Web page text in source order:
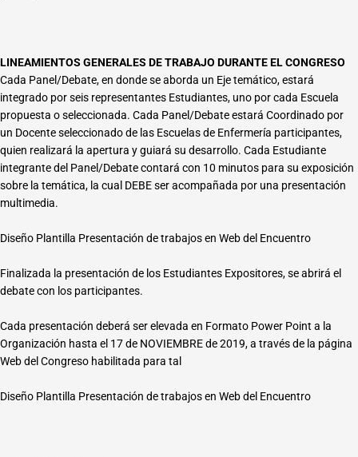
LINEAMIENTOS GENERALES DE TRABAJO DURANTE EL CONGRESO
Cada Panel/Debate, en donde se aborda un Eje temático, estará
integrado por seis representantes Estudiantes, uno por cada Escuela
propuesta o seleccionada. Cada Panel/Debate estará Coordinado por
un Docente seleccionado de las Escuelas de Enfermería participantes,
quien realizará la apertura y guiará su desarrollo. Cada Estudiante
integrante del Panel/Debate contará con 10 minutos para su exposición
sobre la temática, la cual DEBE ser acompañada por una presentación
multimedia.
Diseño Plantilla Presentación de trabajos en Web del Encuentro
Finalizada la presentación de los Estudiantes Expositores, se abrirá el
debate con los participantes.
Cada presentación deberá ser elevada en Formato Power Point a la
Organización hasta el 17 de NOVIEMBRE de 2019, a través de la página
Web del Congreso habilitada para tal
Diseño Plantilla Presentación de trabajos en Web del Encuentro